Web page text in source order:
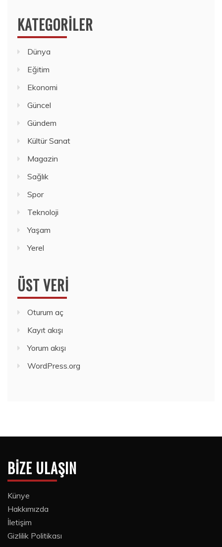
KATEGORILER
Dünya
Eğitim
Ekonomi
Güncel
Gündem
Kültür Sanat
Magazin
Sağlık
Spor
Teknoloji
Yaşam
Yerel
ÜST VERI
Oturum aç
Kayıt akışı
Yorum akışı
WordPress.org
BIZE ULAŞIN
Künye
Hakkımızda
İletişim
Gizlilik Politikası